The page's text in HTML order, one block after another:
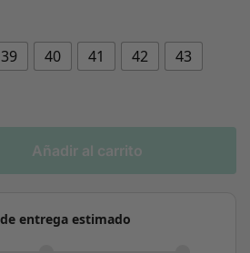
39 40 41 42
43
Añadir al carrito
entrega estimado